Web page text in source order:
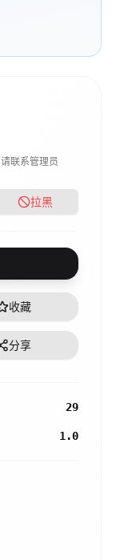
联系管理员
拉黑
收藏
分享
29
1.0